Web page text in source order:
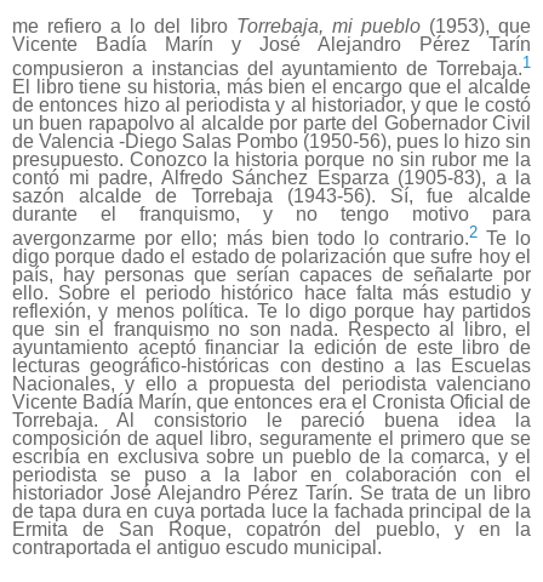
me refiero a lo del libro Torrebaja, mi pueblo(1953), que
Vicente Badía Marín y José Alejandro Pérez Tarín
compusieron a instancias del ayuntamiento de Torrebaja.1
El libro tiene su historia, más bien el encargo que el alcalde
de entonces hizo al periodista y al historiador, y que le costó
un buen rapapolvo al alcalde por parte del Gobernador Civil
de Valencia -Diego Salas Pombo (1950-56), pues lo hizo sin
presupuesto. Conozco la historia porque no sin rubor me la
contó mi padre, Alfredo Sánchez Esparza (1905-83), a la
sazón alcalde de Torrebaja (1943-56). Sí, fue alcalde
durante el franquismo, y no tengo motivo para
avergonzarme por ello; más bien todo lo contrario.2Te lo
digo porque dado el estado de polarización que sufre hoy el
país, hay personas que serían capaces de señalarte por
ello. Sobre el periodo histórico hace falta más estudio y
reflexión, y menos política. Te lo digo porque hay partidos
que sin el franquismo no son nada. Respecto al libro, el
ayuntamiento aceptó financiar la edición de este libro de
lecturas geográfico-históricas con destino a las Escuelas
Nacionales, y ello a propuesta del periodista valenciano
Vicente Badía Marín, que entonces era el Cronista Oficial de
Torrebaja. Al consistorio le pareció buena idea la
composición de aquel libro, seguramente el primero que se
escribía en exclusiva sobre un pueblo de la comarca, y el
periodista se puso a la labor en colaboración con el
historiador José Alejandro Pérez Tarín. Se trata de un libro
de tapa dura en cuya portada luce la fachada principal de la
Ermita de San Roque, copatrón del pueblo, y en la
contraportada el antiguo escudo municipal.